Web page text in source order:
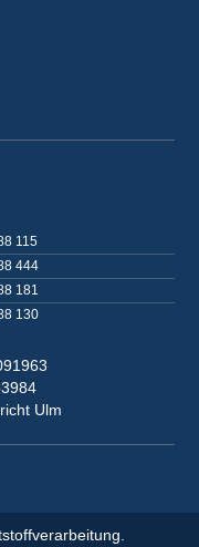
115
444
181
130
Ulm